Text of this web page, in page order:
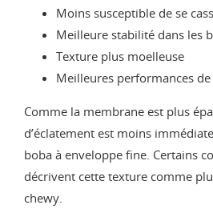
Moins susceptible de se
Meilleure stabilité dans les
Texture plus moelleuse
Meilleures performances
Comme la membrane est plus
d’éclatement est moins
boba à enveloppe fine. Certains
décrivent cette texture comme
chewy.